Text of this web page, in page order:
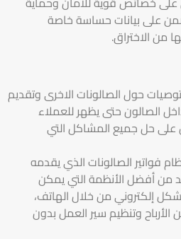
على بيانات حساسة خاصة
من الاختراق.
حول الصالونات الاخرى وتقديم
الصالون حتى يظهر للعملاء
حل جميع المشاكل التي
فواتير الصالونات الذي يقدمه
من أفضل الأنظمة التي يمكن
إلكتروني من خلال الهاتف،
وتنظيم سير العمل بدون